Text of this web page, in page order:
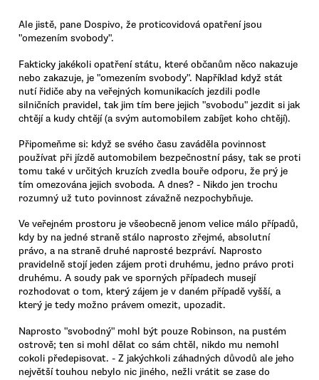
Ale jistě, pane Dospivo, že proticovidová opatření jsou
"omezením svobody".
Fakticky jakékoli opatření státu, které občanům něco nakazuje
nebo zakazuje, je "omezením svobody". Například když stát
nutí řidiče aby na veřejných komunikacích jezdili podle
silničních pravidel, tak jim tím bere jejich "svobodu" jezdit si jak
chtějí a kudy chtějí (a svým automobilem zabíjet koho chtějí).
Připomeňme si: když se svého času zaváděla povinnost
používat při jízdě automobilem bezpečnostní pásy, tak se proti
tomu také v určitých kruzích zvedla bouře odporu, že prý je
tím omezována jejich svoboda. A dnes? - Nikdo jen trochu
rozumný už tuto povinnost závažně nezpochybňuje.
Ve veřejném prostoru je všeobecně jenom velice málo případů,
kdy by na jedné straně stálo naprosto zřejmé, absolutní
právo, a na straně druhé naprosté bezpráví. Naprosto
pravidelně stojí jeden zájem proti druhému, jedno právo proti
druhému. A soudy pak ve sporných případech musejí
rozhodovat o tom, který zájem je v daném případě vyšší, a
který je tedy možno právem omezit, upozadit.
Naprosto "svobodný" mohl být pouze Robinson, na pustém
ostrově; ten si mohl dělat co sám chtěl, nikdo mu nemohl
cokoli předepisovat. - Z jakýchkoli záhadných důvodů ale jeho
největší touhou nebylo nic jiného, nežli vrátit se zase do